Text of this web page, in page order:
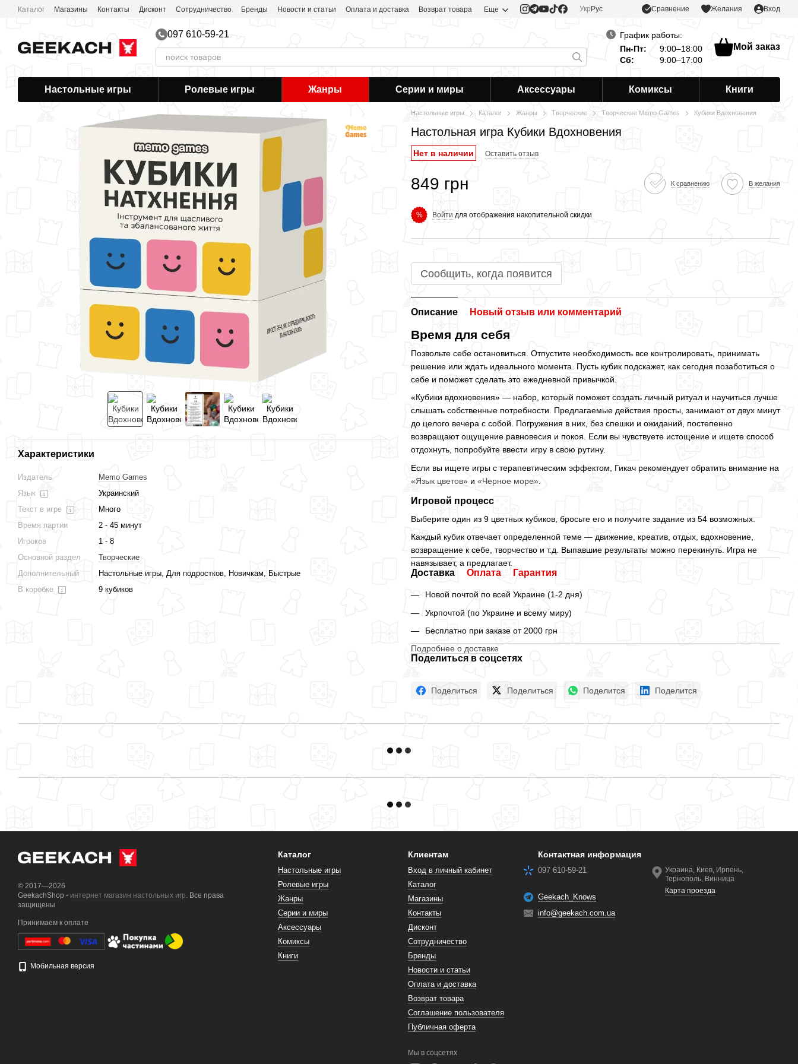
Перейти к основному контенту
Каталог Магазины Контакты Дисконт Сотрудничество Бренды Новости и статьи Оплата и доставка Возврат товара Еще Укр Рус Сравнение Желания Вход
097 610-59-21
График работы:
Пн-Пт:
9:00–18:00
Сб:
9:00–17:00
Мой заказ
Настольные игры Ролевые игры Жанры Серии и миры Аксессуары Комиксы Книги
Характеристики
Издатель
Memo Games
Язык
Украинский
Текст в игре
Много
Время партии
2 - 45 минут
Игроков
1 - 8
Основной раздел
Творческие
Дополнительный
Настольные игры, Для подростков, Новичкам, Быстрые
В коробке
9 кубиков
Настольные игры Каталог Жанры Творческие Творческие Memo Games Кубики Вдохновения
Настольная игра Кубики Вдохновения
Нет в наличии Оставить отзыв
849 грн К сравнению В желания
% Войти для отображения накопительной скидки
Сообщить, когда появится
Описание Новый отзыв или комментарий
Время для себя
Позвольте себе остановиться. Отпустите необходимость все контролировать, принимать
решение или ждать идеального момента. Пусть кубик подскажет, как сегодня позаботиться о
себе и поможет сделать это ежедневной привычкой.
«Кубики вдохновения» — набор, который поможет создать личный ритуал и научиться лучше
слышать собственные потребности. Предлагаемые действия просты, занимают от двух минут
до целого вечера с собой. Погружения в них, без спешки и ожиданий, постепенно
возвращают ощущение равновесия и покоя. Если вы чувствуете истощение и ищете способ
отдохнуть, попробуйте ввести игру в свою рутину.
Если вы ищете игры с терапевтическим эффектом, Гикач рекомендует обратить внимание на
«Язык цветов» и «Черное море»
Игровой процесс
Выберите один из 9 цветных кубиков, бросьте его и получите задание из 54 возможных.
Каждый кубик отвечает определенной теме — движение, креатив, отдых, вдохновение,
возвращение к себе, творчество и т.д. Выпавшие результаты можно перекинуть. Игра не
навязывает, а предлагает.
Доставка Оплата Гарантия
Новой почтой по всей Украине (1-2 дня)
Укрпочтой (по Украине и всему миру)
Бесплатно при заказе от 2000 грн
Подробнее о доставке
Поделиться в соцсетях
Поделиться Поделиться Поделится Поделится
© 2017—2026
GeekachShop - интернет магазин настольных игр. Все права
защищены
Принимаем к оплате
Мобильная версия
Каталог
Настольные игры
Ролевые игры
Жанры
Серии и миры
Аксессуары
Комиксы
Книги
Клиентам
Вход в личный кабинет
Каталог
Магазины
Контакты
Дисконт
Сотрудничество
Бренды
Новости и статьи
Оплата и доставка
Возврат товара
Соглашение пользователя
Публичная оферта
Мы в соцсетях
Контактная информация
097 610-59-21
Geekach_Knows
info@geekach.com.ua
Украина, Киев, Ирпень,
Тернополь, Винница
Карта проезда